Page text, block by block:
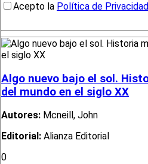
Acepto la Política de Privacidad
Algo nuevo bajo el sol.
del mundo en el siglo XX
Autores: Mcneill, John
Editorial: Alianza Editorial
0